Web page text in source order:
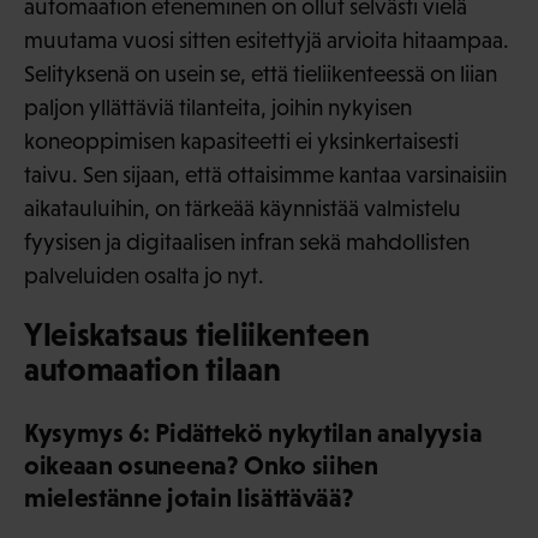
automaation eteneminen on ollut selvästi vielä
muutama vuosi sitten esitettyjä arvioita hitaampaa.
Selityksenä on usein se, että tieliikenteessä on liian
paljon yllättäviä tilanteita, joihin nykyisen
koneoppimisen kapasiteetti ei yksinkertaisesti
taivu. Sen sijaan, että ottaisimme kantaa varsinaisiin
aikatauluihin, on tärkeää käynnistää valmistelu
fyysisen ja digitaalisen infran sekä mahdollisten
palveluiden osalta jo nyt.
Yleiskatsaus tieliikenteen
automaation tilaan
Kysymys 6: Pidättekö nykytilan analyysia
oikeaan osuneena? Onko siihen
mielestänne jotain lisättävää?